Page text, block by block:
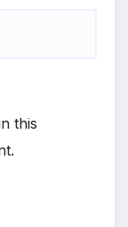
this